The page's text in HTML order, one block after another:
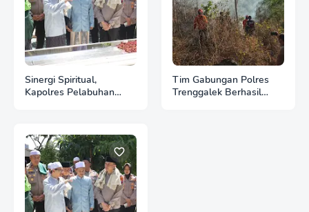
Sinergi Spiritual,
Kapolres Pelabuhan
Tim Gabungan Polres
Trenggalek Berhasil